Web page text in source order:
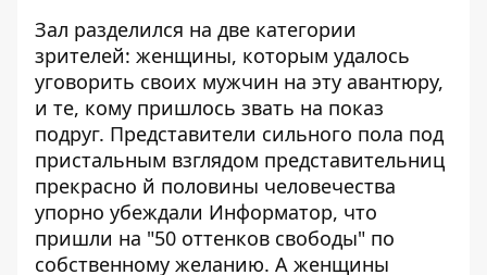
Зал разделился на две категории
зрителей: женщины, которым удалось
уговорить своих мужчин на эту авантюру,
и те, кому пришлось звать на показ
подруг. Представители сильного пола под
пристальным взглядом представительниц
прекрасно й половины человечества
упорно убеждали Информатор, что
пришли на "50 оттенков свободы" по
собственному желанию. А женщины